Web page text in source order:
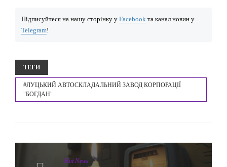
Підписуйтеся на нашу сторінку у Facebook та канал новин у
Telegram!
ТЕГИ
#ЛУЦЬКИЙ АВТОСКЛАДАЛЬНИЙ ЗАВОД КОРПОРАЦІЇ
"БОГДАН"
Hot News